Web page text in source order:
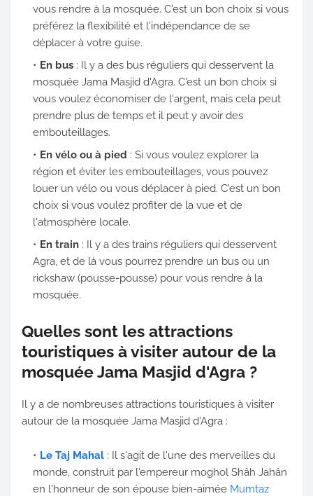
vous rendre à la mosquée. C'est un bon choix si vous
préférez la flexibilité et l'indépendance de se
déplacer à votre guise.
En bus : Il y a des bus réguliers qui desservent la
mosquée Jama Masjid d'Agra. C'est un bon choix si
vous voulez économiser de l'argent, mais cela peut
prendre plus de temps et il peut y avoir des
embouteillages.
En vélo ou à pied : Si vous voulez explorer la
région et éviter les embouteillages, vous pouvez
louer un vélo ou vous déplacer à pied. C'est un bon
choix si vous voulez profiter de la vue et de
l'atmosphère locale.
En train : Il y a des trains réguliers qui desservent
Agra, et de là vous pourrez prendre un bus ou un
rickshaw (pousse-pousse) pour vous rendre à la
mosquée.
Quelles sont les attractions
touristiques à visiter autour de la
mosquée Jama Masjid d'Agra ?
Il y a de nombreuses attractions touristiques à visiter
autour de la mosquée Jama Masjid d'Agra :
Le Taj Mahal : Il s'agit de l'une des merveilles du
monde, construit par l'empereur moghol Shâh Jahân
en l'honneur de son épouse bien-aimée Mumtaz